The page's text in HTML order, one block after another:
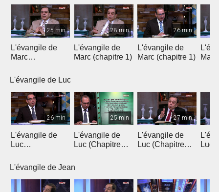
25 min
L'évangile de
Marc
28 min
L'évangile de
Marc (chapitre 1)
26 min
L'évangile de
Marc (chapitre 1)
L'évangile de Luc
26 min
L'évangile de
Luc
25 min
L'évangile de
Luc (Chapitre
27 min
L'évangile de
Luc (Chapitre
Luc
L'évangile de Jean